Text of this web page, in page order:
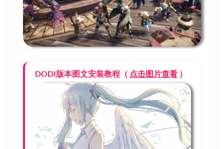
DODI版本图文安装教程（ 点击图片查看 ）